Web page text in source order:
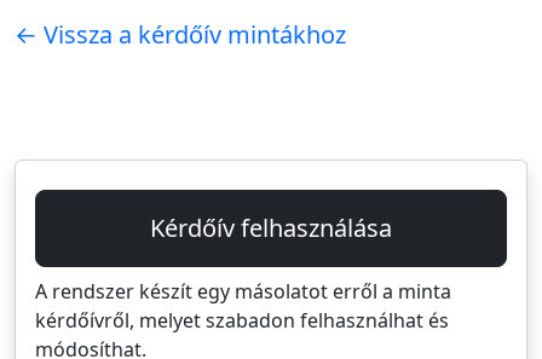
← Vissza a kérdőív mintákhoz
Kérdőív felhasználása
A rendszer készít egy másolatot erről a minta
kérdőívről, melyet szabadon felhasználhat és
módosíthat.